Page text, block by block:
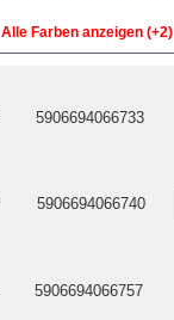
Alle Farben anzeigen (+2)
5906694066733
5906694066740
5906694066757